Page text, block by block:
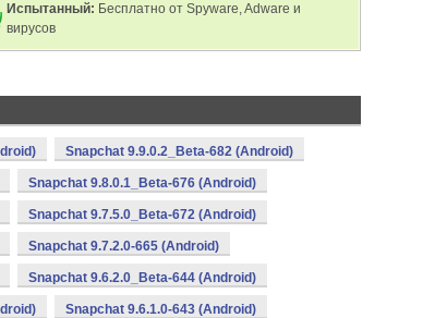
Испытанный: Бесплатно от Spyware, Adware и
вирусов
Snapchat 9.9.0.2_Beta-682 (Android)
Snapchat 9.8.0.1_Beta-676 (Android)
Snapchat 9.7.5.0_Beta-672 (Android)
Snapchat 9.7.2.0-665 (Android)
Snapchat 9.6.2.0_Beta-644 (Android)
Snapchat 9.6.1.0-643 (Android)